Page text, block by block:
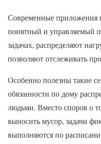
Современные приложения
понятный и управляемый
задачах, распределяют
позволяют отслеживать
Особенно полезны такие
обязанности по дому
людьми. Вместо споров о
выносить мусор, задачи
выполняются по